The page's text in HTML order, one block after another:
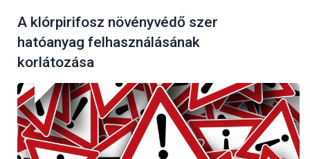
A klórpirifosz növényvédő szer
hatóanyag felhasználásának
korlátozása